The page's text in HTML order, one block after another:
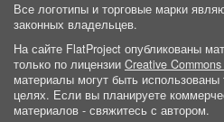
Все логотипы и торговые марки
законных владельцев.
На сайте FlatProject опубликованы
только по лицензии Creative
материалы могут быть использованы
целях. Если вы планируете
материалов - свяжитесь с автором.